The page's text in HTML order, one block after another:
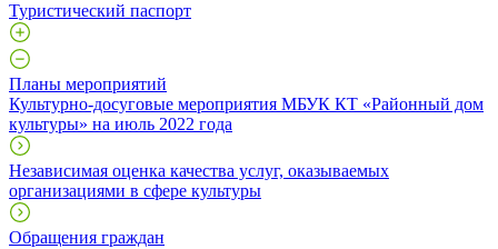
Туристический паспорт
Планы мероприятий
Культурно-досуговые мероприятия МБУК КТ «Районный дом
культуры» на июль 2022 года
Независимая оценка качества услуг, оказываемых
организациями в сфере культуры
Обращения граждан